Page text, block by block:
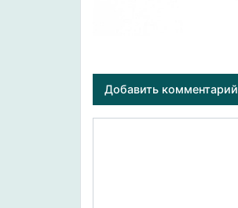
Добавить комментарий